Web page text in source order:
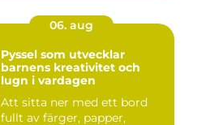
06. aug
Pyssel som utvecklar
barnens kreativitet och
lugn i vardagen
Att sitta ner med ett bord
fullt av färger, papper,